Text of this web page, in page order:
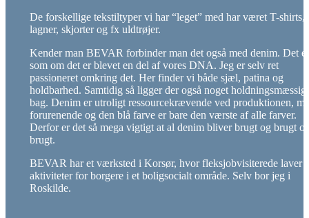
De forskellige tekstiltyper vi har “leget” med har været T-shirts,
lagner, skjorter og fx uldtrøjer.
Kender man BEVAR forbinder man det også med denim. Det er
som om det er blevet en del af vores DNA. Jeg er selv ret
passioneret omkring det. Her finder vi både sjæl, patina og
holdbarhed. Samtidig så ligger der også noget holdningsmæssigt
bag. Denim er utroligt ressourcekrævende ved produktionen,
forurenende og den blå farve er bare den værste af alle farver.
Derfor er det så mega vigtigt at al denim bliver brugt og brugt
brugt.
BEVAR har et værksted i Korsør, hvor fleksjobvisiterede laver
aktiviteter for borgere i et boligsocialt område. Selv bor jeg i
Roskilde.